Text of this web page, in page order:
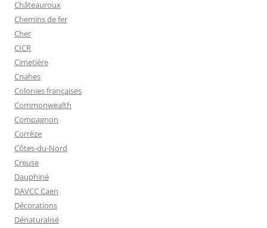
Châteauroux
Chemins de fer
Cher
CICR
Cimetière
Cnahes
Colonies françaises
Commonwealth
Compagnon
Corrèze
Côtes-du-Nord
Creuse
Dauphiné
DAVCC Caen
Décorations
Dénaturalisé